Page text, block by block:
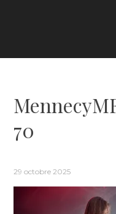
70
29 octobre 2025